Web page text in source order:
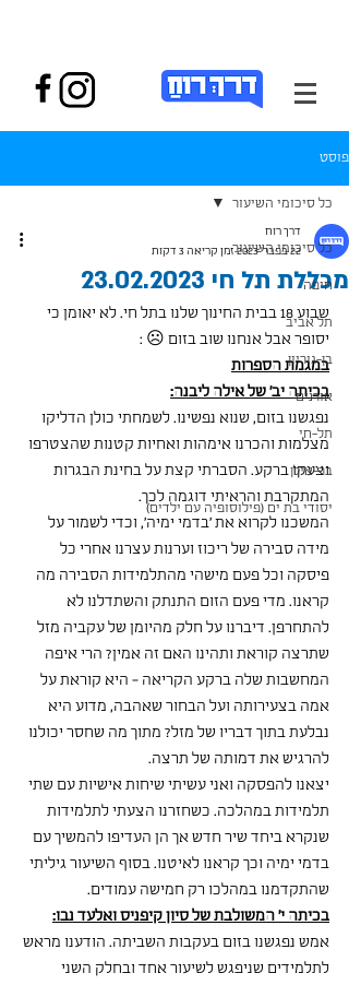
פוסט
כל סיכומי השיעור
חיפה
תל אביב
בן-גוריון
אורנים
תל-חי
בר-אילן
יסודי בת ים (פילוסופיה עם ילדים)
כל סיכומי השיעור
מכללת תל חי 23.02.2023
דרך רוח
22 בפבר׳ 2023
זמן קריאה 3 דקות
שבוע 18 בבית החינוך שלנו בתל חי. לא יאומן כי
יסופר אבל אנחנו שוב בזום ☹ :
במגמת הספרות
בכיתה יב' של אילה ליבנה:
נפגשנו בזום, שנוא נפשינו. לשמחתי כולן הדליקו
מצלמות והכרנו אימהות ואחיות קטנות שהצטרפו
וצעקו ברקע. הסברתי קצת על בחינת הבגרות
המתקרבת והראיתי דוגמה לכך.
המשכנו לקרוא את 'בדמי ימיה', וכדי לשמור על
מידה סבירה של ריכוז וערנות עצרנו אחרי כל
פיסקה וכל פעם מישהי מהתלמידות הסבירה מה
קראנו. מדי פעם הזום התנתק והשתדלנו לא
להתחרפן. דיברנו על חלק מהיומן של עקביה מזל
שתרצה קוראת ותהינו האם זה אמין? הרי איפה
המחשבות שלה ברקע הקריאה - היא קוראת על
אמה בצעירותה ועל הבחור שאהבה, מדוע היא
נבלעת בתוך דבריו של מזל? מתוך מה שחסר יכולנו
להרגיש את דמותה של תרצה.
יצאנו להפסקה ואני עשיתי שיחות אישיות עם שתי
תלמידות במהלכה. כשחזרנו הצעתי לתלמידות
שנקרא ביחד שיר חדש אך הן העדיפו להמשיך עם
בדמי ימיה וכך קראנו לאיטנו. בסוף השיעור גיליתי
שהתקדמנו במהלכו רק חמישה עמודים.
בכיתה י' המשולבת של סיון קיפניס ואלעד נבו:
אמש נפגשנו בזום בעקבות השביתה. הודענו מראש
לתלמידים שניפגש לשיעור אחד ובחלק השני